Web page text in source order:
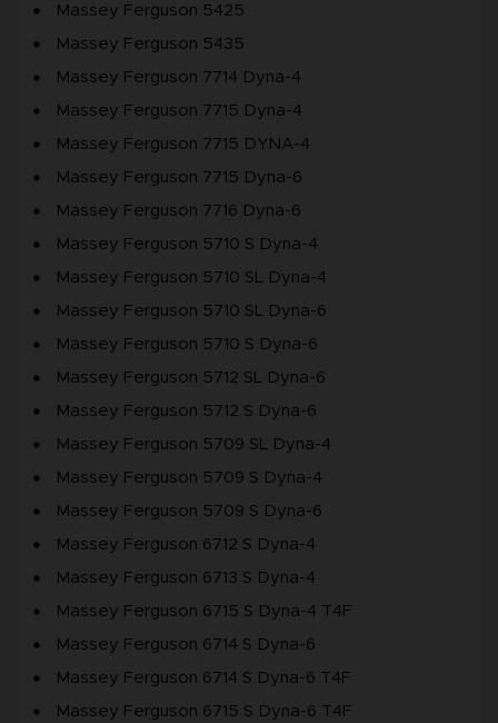
Massey Ferguson 5425
Massey Ferguson 5435
Massey Ferguson 7714 Dyna-4
Massey Ferguson 7715 Dyna-4
Massey Ferguson 7715 DYNA-4
Massey Ferguson 7715 Dyna-6
Massey Ferguson 7716 Dyna-6
Massey Ferguson 5710 S Dyna-4
Massey Ferguson 5710 SL Dyna-4
Massey Ferguson 5710 SL Dyna-6
Massey Ferguson 5710 S Dyna-6
Massey Ferguson 5712 SL Dyna-6
Massey Ferguson 5712 S Dyna-6
Massey Ferguson 5709 SL Dyna-4
Massey Ferguson 5709 S Dyna-4
Massey Ferguson 5709 S Dyna-6
Massey Ferguson 6712 S Dyna-4
Massey Ferguson 6713 S Dyna-4
Massey Ferguson 6715 S Dyna-4 T4F
Massey Ferguson 6714 S Dyna-6
Massey Ferguson 6714 S Dyna-6 T4F
Massey Ferguson 6715 S Dyna-6 T4F